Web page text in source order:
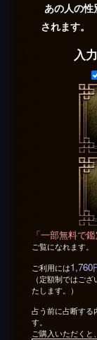
あの人の性
されます。
入
「一部無料で
ご覧になれます。
ご利用には1,760
（定額制ではご
たします。）
占う前に占断する
す。
ご購入いただくと